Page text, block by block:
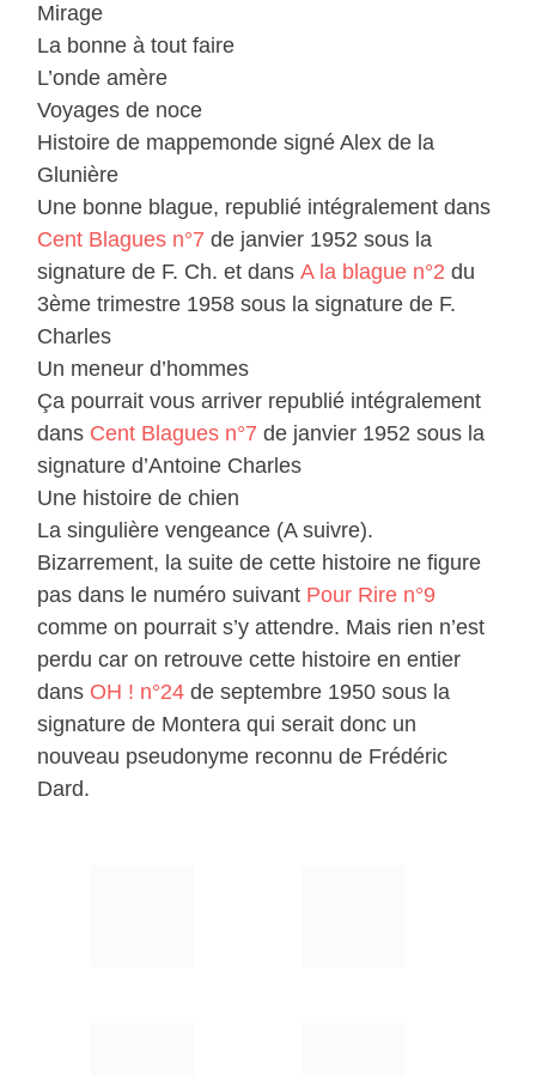
Mirage
La bonne à tout faire
L’onde amère
Voyages de noce
Histoire de mappemonde signé Alex de la
Glunière
Une bonne blague, republié intégralement dans
Cent Blagues n°7de janvier 1952 sous la
signature de F. Ch. et dansA la blague n°2du
3ème trimestre 1958 sous la signature de F.
Charles
Un meneur d’hommes
Ça pourrait vous arriver republié intégralement
dans Cent Blagues n°7de janvier 1952 sous la
signature d’Antoine Charles
Une histoire de chien
La singulière vengeance (A suivre).
Bizarrement, la suite de cette histoire ne figure
pas dans le numéro suivant Pour Rire n°9
comme on pourrait s’y attendre. Mais rien n’est
perdu car on retrouve cette histoire en entier
dans OH ! n°24 de septembre 1950 sous la
signature de Montera qui serait donc un
nouveau pseudonyme reconnu de Frédéric
Dard.